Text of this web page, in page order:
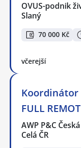
OVUS-podnik
Slaný
70 000 Kč
včerejší
FULL
AWP P&C
Celá ČR